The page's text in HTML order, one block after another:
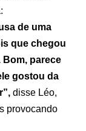
de uma
que chegou
Bom, parece
gostou da
disse Léo,
provocando